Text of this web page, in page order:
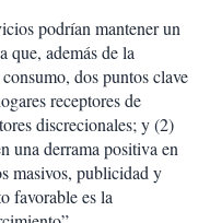
podrían mantener un
que, además de la
dos puntos clave
receptores de
discrecionales; y (2)
una derrama positiva en
masivos, publicidad y
favorable es la